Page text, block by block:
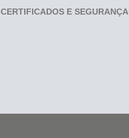
CERTIFICADOS E SEGURANÇA